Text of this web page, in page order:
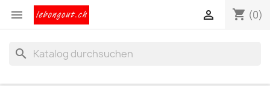
 shopping_cart (0)

search